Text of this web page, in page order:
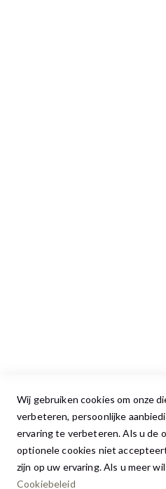
Wij gebruiken cookies om onze
verbeteren, persoonlijke
ervaring te verbeteren. Als u de
optionele cookies niet
zijn op uw ervaring. Als u meer
Cookiebeleid